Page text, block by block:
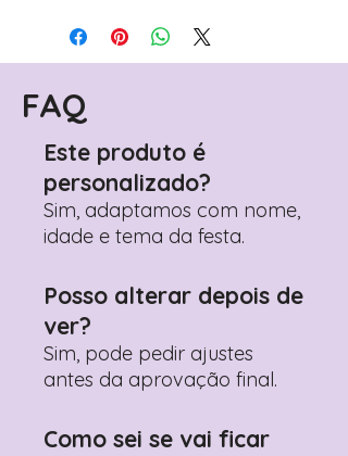
Avance para a página de checkout
(próximo passo após o carrinho)
Encontre o campo de "Notas do
Pedido"
Adicione ali todos os detalhes de
Prefere fazer seu pedido pelo
WhatsApp? Clique aqui para nos
contactar: +351 960 119 353
FAQ
Este produto é
personalizado?
Sim, adaptamos com nome,
idade e tema da festa.
Posso alterar depois de
ver?
Sim, pode pedir ajustes
antes da aprovação final.
Como sei se vai ficar